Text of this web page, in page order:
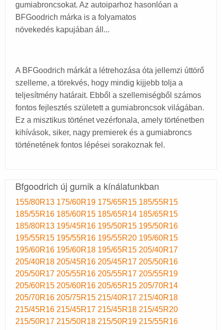
gumiabroncsokat. Az autoiparhoz hasonlóan a
BFGoodrich márka is a folyamatos
növekedés kapujában áll...
A BFGoodrich márkát a létrehozása óta jellemzi úttörő
szelleme, a törekvés, hogy mindig kijjebb tolja a
teljesítmény határait. Ebből a szellemiségből számos
fontos fejlesztés született a gumiabroncsok világában.
Ez a misztikus történet vezérfonala, amely történetben
kihívások, siker, nagy premierek és a gumiabroncs
történetének fontos lépései sorakoznak fel.
Bfgoodrich új gumik a kínálatunkban
155/80R13 175/60R19 175/65R15 185/55R15
185/55R16 185/60R15 185/65R14 185/65R15
185/80R13 195/45R16 195/50R15 195/50R16
195/55R15 195/55R16 195/55R20 195/60R15
195/60R16 195/60R18 195/65R15 205/40R17
205/40R18 205/45R16 205/45R17 205/50R16
205/50R17 205/55R16 205/55R17 205/55R19
205/60R15 205/60R16 205/65R15 205/70R14
205/70R16 205/75R15 215/40R17 215/40R18
215/45R16 215/45R17 215/45R18 215/45R20
215/50R17 215/50R18 215/50R19 215/55R16